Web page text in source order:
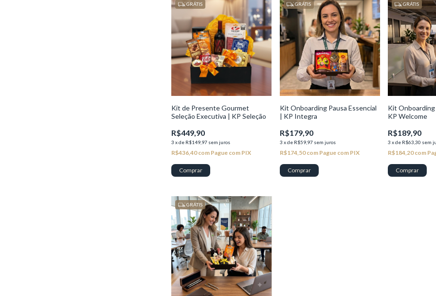
GRÁTIS
Kit de Presente Gourmet
Seleção Executiva | KP Seleção
R$449,90
3 xde R$149,97 sem juros
R$436,40com Pague com PIX
GRÁTIS
Kit Onboarding Pausa Essencial
| KP Integra
R$179,90
3 xde R$59,97 sem juros
R$174,50com Pague com PIX
GRÁTIS
Kit
KP Welcome
R$189,90
3 xde R$63,30 sem
R$184,20com
GRÁTIS